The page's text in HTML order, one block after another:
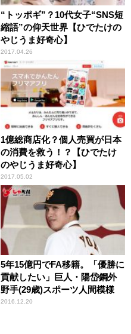
“トッポギ”？10代女子“SNS短
縮語”の仰天世界【ひでたけの
やじうま好奇心】
2017.04.26
1億総商店化？個人売買が日本
の消費を救う！？【ひでたけ
のやじうま好奇心】
2017.05.02
5年15億円でFA移籍。「優勝に
貢献したい」巨人・陽岱鋼外
野手(29歳)スポーツ人間模様
2016.12.20